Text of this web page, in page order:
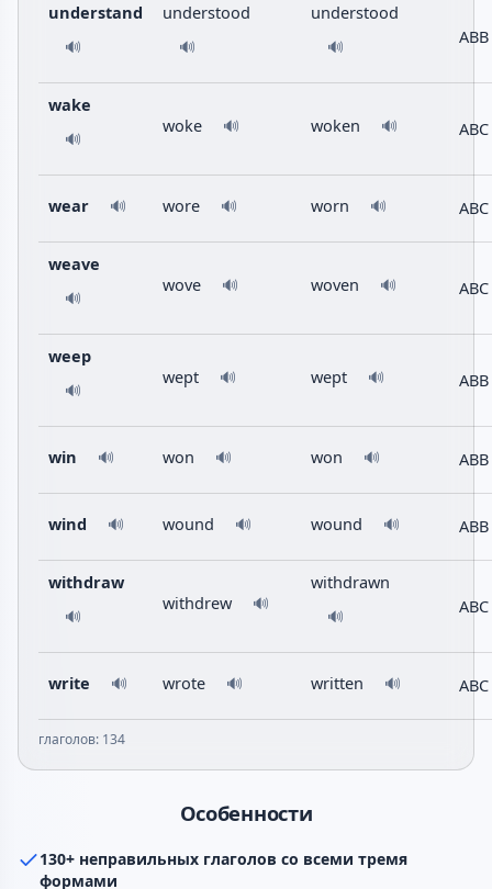
understand
🔊
understood
🔊
understood
🔊 ABB
wake
🔊
woke 🔊 woken 🔊 ABC
wear 🔊 wore 🔊 worn 🔊 ABC
weave
🔊
wove 🔊 woven 🔊 ABC
weep
🔊
wept 🔊 wept 🔊 ABB
win 🔊 won 🔊 won 🔊 ABB
wind 🔊 wound 🔊 wound 🔊 ABB
withdraw
🔊
withdrew 🔊
withdrawn
🔊 ABC
write 🔊 wrote 🔊 written 🔊 ABC
глаголов: 134
Особенности
130+ неправильных глаголов со всеми тремя
формами